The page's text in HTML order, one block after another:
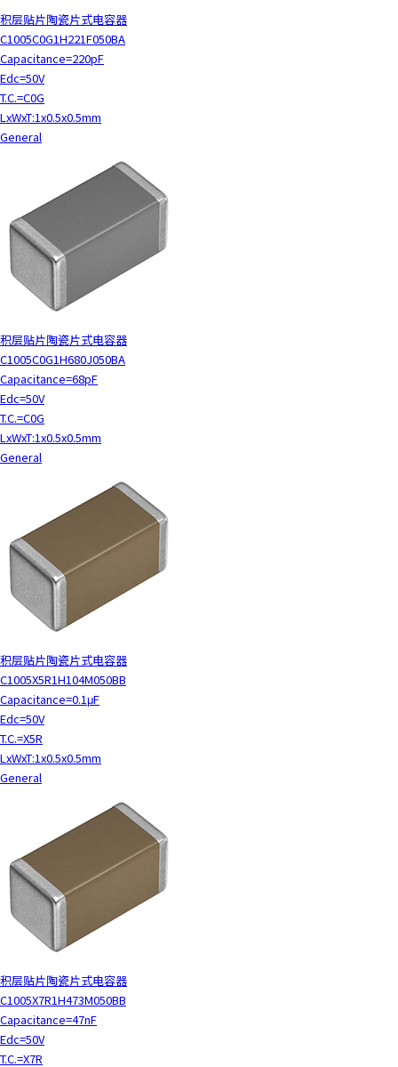
积层贴片陶瓷片式电容器
C1005C0G1H221F050BA
Capacitance=220pF
Edc=50V
T.C.=C0G
LxWxT:1x0.5x0.5mm
General
积层贴片陶瓷片式电容器
C1005C0G1H680J050BA
Capacitance=68pF
Edc=50V
T.C.=C0G
LxWxT:1x0.5x0.5mm
General
积层贴片陶瓷片式电容器
C1005X5R1H104M050BB
Capacitance=0.1μF
Edc=50V
T.C.=X5R
LxWxT:1x0.5x0.5mm
General
积层贴片陶瓷片式电容器
C1005X7R1H473M050BB
Capacitance=47nF
Edc=50V
T.C.=X7R